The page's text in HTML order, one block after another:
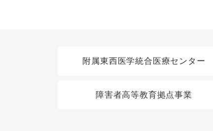
附属東西医学統合医療センター
障害者高等教育拠点事業